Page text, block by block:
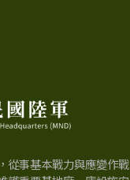
從事基本戰力與應變作戰